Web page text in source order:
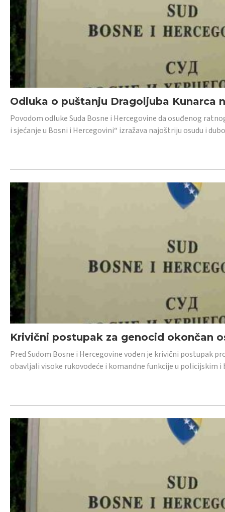
Odluka o puštanju Dragoljuba Kunarca
Povodom odluke Suda Bosne i Hercegovine da osuđenog
i sjećanje u Bosni i Hercegovini“ izražava najoštriju osudu i
Krivični postupak za genocid okončan
Pred Sudom Bosne i Hercegovine vođen je krivični postupak
obavljali visoke rukovodeće i komandne funkcije u policijskim